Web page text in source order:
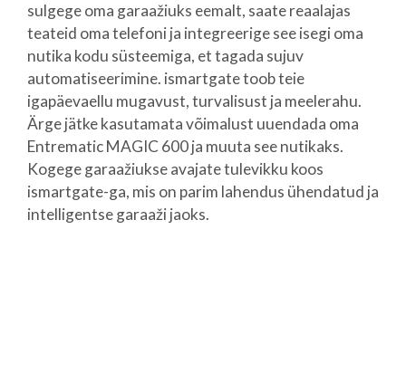
sulgege oma garaažiuks eemalt, saate reaalajas
teateid oma telefoni ja integreerige see isegi oma
nutika kodu süsteemiga, et tagada sujuv
automatiseerimine. ismartgate toob teie
igapäevaellu mugavust, turvalisust ja meelerahu.
Ärge jätke kasutamata võimalust uuendada oma
Entrematic MAGIC 600 ja muuta see nutikaks.
Kogege garaažiukse avajate tulevikku koos
ismartgate-ga, mis on parim lahendus ühendatud ja
intelligentse garaaži jaoks.